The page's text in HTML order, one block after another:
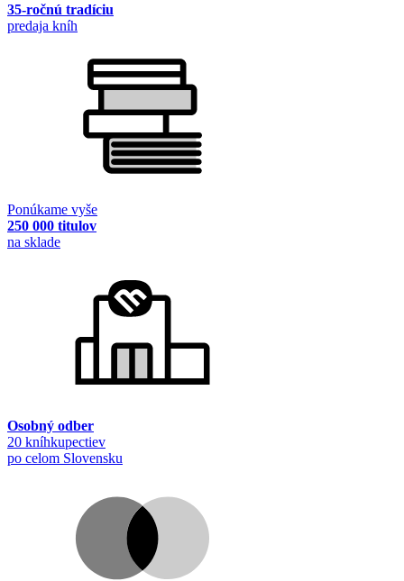
35-ročnú tradíciu
predaja kníh
Ponúkame vyše
250 000 titulov
na sklade
Osobný odber
20 kníhkupectiev
po celom Slovensku